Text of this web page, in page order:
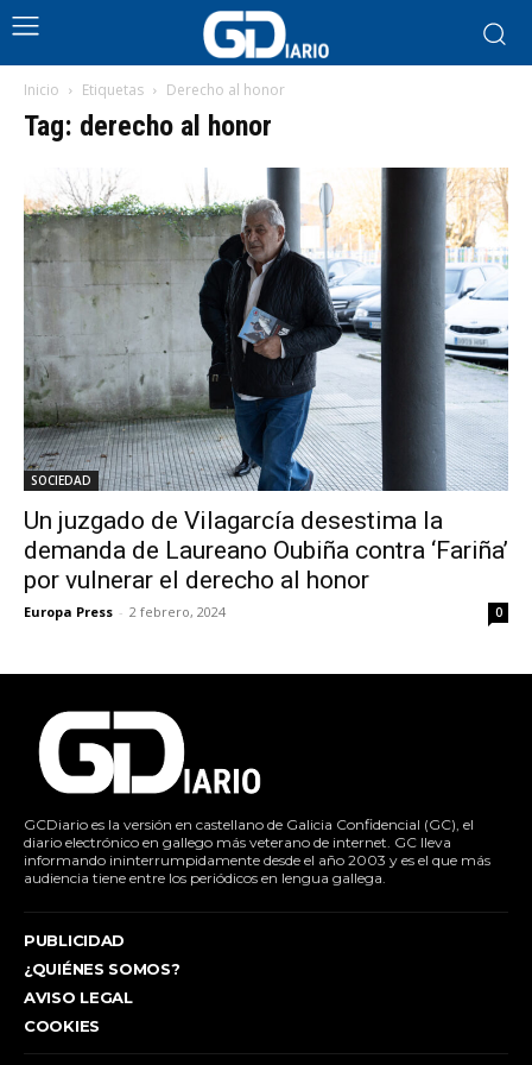
Inicio Etiquetas Derecho al honor
Tag: derecho al honor
SOCIEDAD
Un juzgado de Vilagarcía desestima la
demanda de Laureano Oubiña contra ‘Fariña’
por vulnerar el derecho al honor
Europa Press - 2 febrero, 2024 0
GCDiario es la versión en castellano de Galicia Confidencial (GC), el
diario electrónico en gallego más veterano de internet. GC lleva
informando ininterrumpidamente desde el año 2003 y es el que más
audiencia tiene entre los periódicos en lengua gallega.
PUBLICIDAD
¿QUIÉNES SOMOS?
AVISO LEGAL
COOKIES